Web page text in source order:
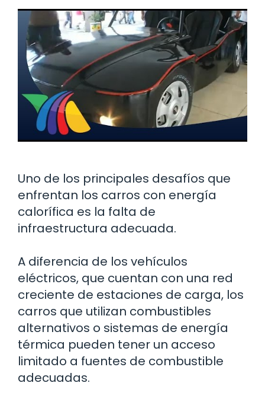
Uno de los principales desafíos que
enfrentan los carros con energía
calorífica es la falta de
infraestructura adecuada.
A diferencia de los vehículos
eléctricos, que cuentan con una red
creciente de estaciones de carga, los
carros que utilizan combustibles
alternativos o sistemas de energía
térmica pueden tener un acceso
limitado a fuentes de combustible
adecuadas.